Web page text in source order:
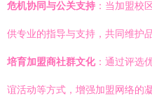
危机协同与公关支持 ：当加盟校
供专业的指导与支持，共同维护
培育加盟商社群文化：通过评选
谊活动等方式，增强加盟网络的